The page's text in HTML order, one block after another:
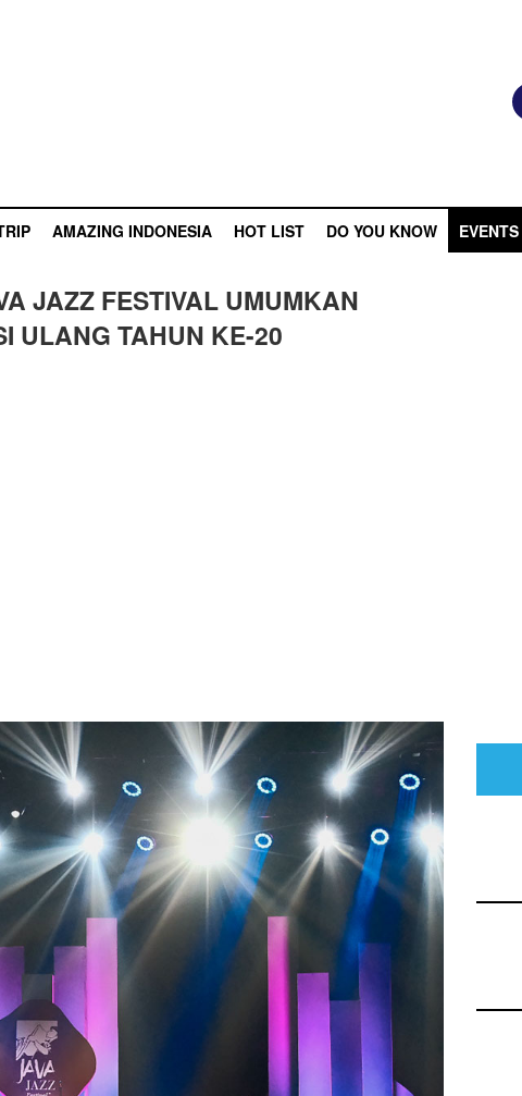
AMAZING INDONESIA HOT LIST DO YOU KNOW EVENTS
JAZZ FESTIVAL UMUMKAN
ULANG TAHUN KE-20